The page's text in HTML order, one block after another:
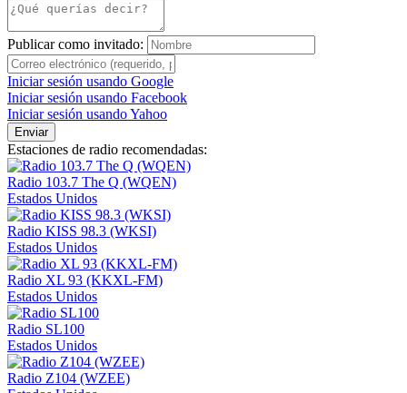
Publicar como invitado:
Iniciar sesión usando Google
Iniciar sesión usando Facebook
Iniciar sesión usando Yahoo
Enviar
Estaciones de radio recomendadas:
Radio 103.7 The Q (WQEN)
Estados Unidos
Radio KISS 98.3 (WKSI)
Estados Unidos
Radio XL 93 (KKXL-FM)
Estados Unidos
Radio SL100
Estados Unidos
Radio Z104 (WZEE)